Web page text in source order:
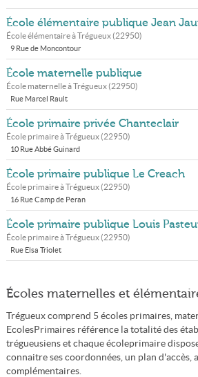
École élémentaire publique Jean
École élémentaire àTrégueux(22950)
9 Rue de Moncontour
École maternelle publique
École maternelle àTrégueux(22950)
Rue Marcel Rault
École primaire privée Chanteclair
École primaire àTrégueux(22950)
10 Rue Abbé Guinard
École primaire publique Le Creach
École primaire àTrégueux(22950)
16 Rue Camp de Peran
École primaire publique Louis
École primaire àTrégueux(22950)
Rue Elsa Triolet
Écoles maternelles et
Trégueux comprend 5 écoles primaires,
EcolesPrimaires référence la totalité des
trégueusiens et chaque écoleprimaire
connaitre ses coordonnées, un plan d'accès,
complémentaires.